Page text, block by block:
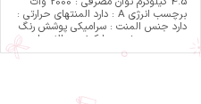
برچسب انرژی A : دارد المنتهای حرارتی :
دارد جنس المنت : سرامیکی پوشش رنگ
: پودری سیم نسوز با کیفیت بالا : دارد
کلید قطع کن ایمنی : دارد مجهز به فن